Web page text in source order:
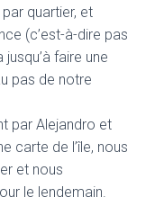
quartier, et
(c’est-à-dire pas
faire une
pas de notre
par Alejandro et
carte de l’île, nous
et nous
le lendemain.